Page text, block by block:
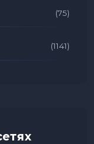
(75)
(1141)